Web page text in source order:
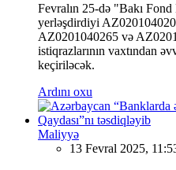
Fevralın 25-də "Bakı
yerləşdirdiyi
AZ0201040265 və
istiqrazlarının vaxtından
keçiriləcək.
Ardını oxu
Maliyyə
13 Fevral 2025,